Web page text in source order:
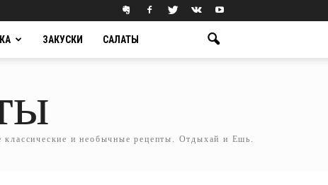
ЗАКУСКИ САЛАТЫ
и необычные рецепты. Отдыхай и Ешь.